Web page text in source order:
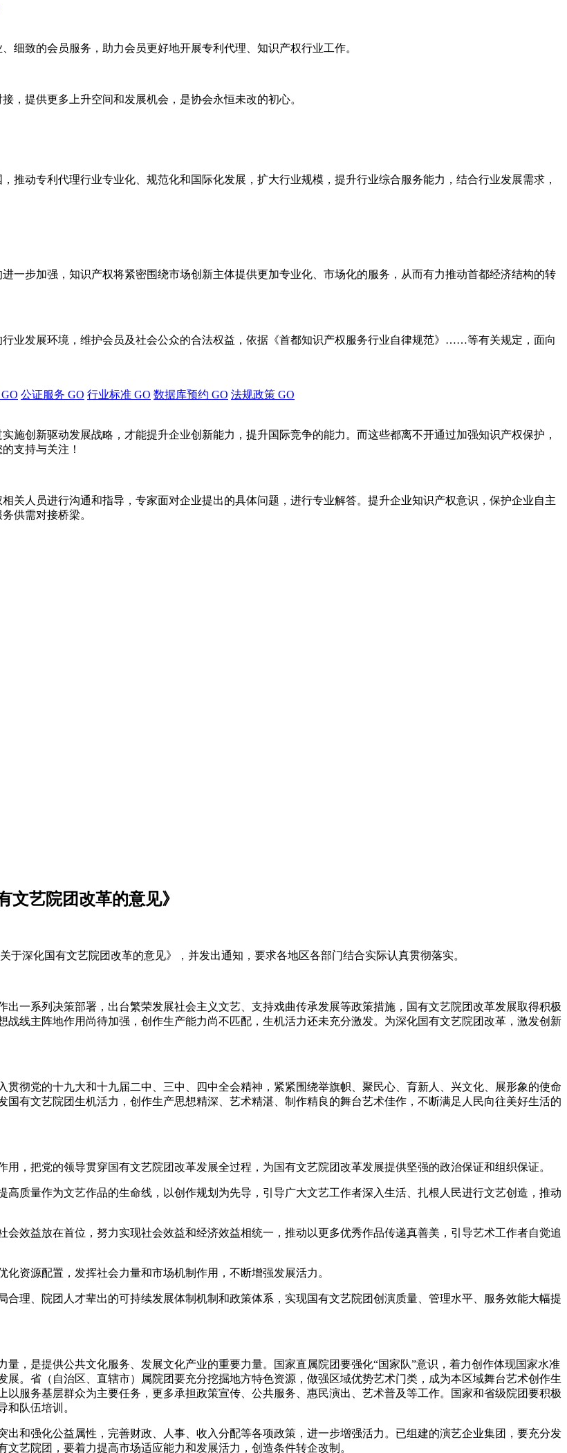
细致的会员服务，助力会员更好地开展专利代理、知识产权行业工作。
，提供更多上升空间和发展机会，是协会永恒未改的初心。
推动专利代理行业专业化、规范化和国际化发展，扩大行业规模，提升行业综合服务能力，结合行业发展需求，
一步加强，知识产权将紧密围绕市场创新主体提供更加专业化、市场化的服务，从而有力推动首都经济结构的转
业发展环境，维护会员及社会公众的合法权益，依据《首都知识产权服务行业自律规范》……等有关规定，面向
GO 公证服务 GO 行业标准 GO 数据库预约 GO 法规政策 GO
施创新驱动发展战略，才能提升企业创新能力，提升国际竞争的能力。而这些都离不开通过加强知识产权保护，
支持与关注！
关人员进行沟通和指导，专家面对企业提出的具体问题，进行专业解答。提升企业知识产权意识，保护企业自主
供需对接桥梁。
文艺院团改革的意见》
深化国有文艺院团改革的意见》，并发出通知，要求各地区各部门结合实际认真贯彻落实。
一系列决策部署，出台繁荣发展社会主义文艺、支持戏曲传承发展等政策措施，国有文艺院团改革发展取得积极
线主阵地作用尚待加强，创作生产能力尚不匹配，生机活力还未充分激发。为深化国有文艺院团改革，激发创新
贯彻党的十九大和十九届二中、三中、四中全会精神，紧紧围绕举旗帜、聚民心、育新人、兴文化、展形象的使命
有文艺院团生机活力，创作生产思想精深、艺术精湛、制作精良的舞台艺术佳作，不断满足人民向往美好生活的
，把党的领导贯穿国有文艺院团改革发展全过程，为国有文艺院团改革发展提供坚强的政治保证和组织保证。
质量作为文艺作品的生命线，以创作规划为先导，引导广大文艺工作者深入生活、扎根人民进行文艺创造，推动
效益放在首位，努力实现社会效益和经济效益相统一，推动以更多优秀作品传递真善美，引导艺术工作者自觉追
资源配置，发挥社会力量和市场机制作用，不断增强发展活力。
合理、院团人才辈出的可持续发展体制机制和政策体系，实现国有文艺院团创演质量、管理水平、服务效能大幅提
量，是提供公共文化服务、发展文化产业的重要力量。国家直属院团要强化“国家队”意识，着力创作体现国家水准
。省（自治区、直辖市）属院团要充分挖掘地方特色资源，做强区域优势艺术门类，成为本区域舞台艺术创作生
服务基层群众为主要任务，更多承担政策宣传、公共服务、惠民演出、艺术普及等工作。国家和省级院团要积极
和队伍培训。
出和强化公益属性，完善财政、人事、收入分配等各项政策，进一步增强活力。已组建的演艺企业集团，要充分发
艺院团，要着力提高市场适应能力和发展活力，创造条件转企改制。